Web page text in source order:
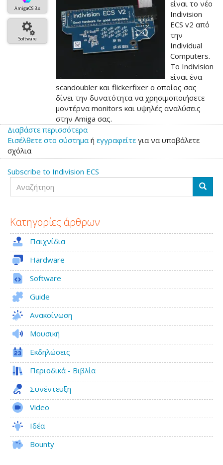
AmigaOS 3.x
Software
είναι το νέο
Indivision
ECS v2 από
την
Individual
Computers.
Το Indivision
είναι ένα
scandoubler και flickerfixer ο οποίος σας
δίνει την δυνατότητα να χρησιμοποιήσετε
μοντέρνα monitors και υψηλές αναλύσεις
στην Amiga σας.
Διαβάστε περισσότεραγια
το
ECS
V2
Εισέλθετε στο σύστημαή εγγραφείτε για να υποβάλετε
σχόλια
Subscribe to Indivision ECS
Αναζήτηση
Κατηγορίες άρθρων
Παιχνίδια
Hardware
Software
Guide
Ανακοίνωση
Μουσική
Εκδηλώσεις
Περιοδικά - Βιβλία
Συνέντευξη
Video
Ιδέα
Bounty